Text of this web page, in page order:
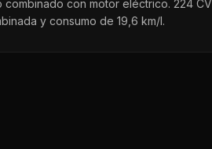
combinado con motor eléctrico. 224 CV
y consumo de 19,6 km/l.